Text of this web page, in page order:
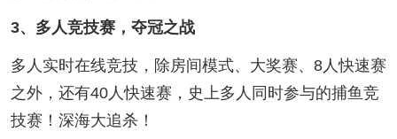
3、多人竞技赛，夺冠之战
多人实时在线竞技，除房间模式、大奖赛、8人快速赛
之外，还有40人快速赛，史上多人同时参与的捕鱼竞
技赛！深海大追杀！